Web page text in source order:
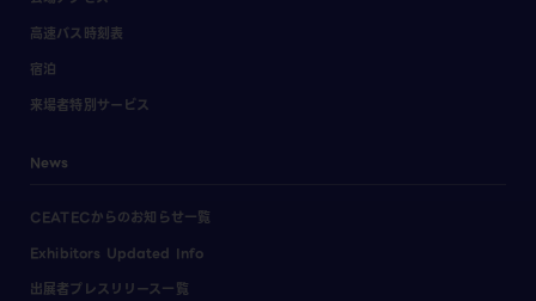
高速バス時刻表
宿泊
来場者特別サービス
News
CEATECからのお知らせ一覧
Exhibitors Updated Info
出展者プレスリリース一覧